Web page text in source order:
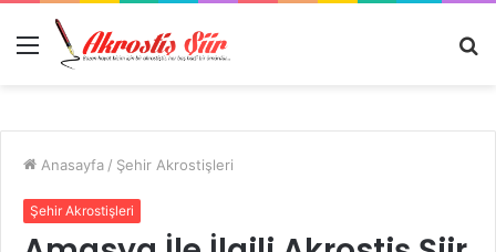
Menü
Anasayfa / Şehir Akrostişleri
Şehir Akrostişleri